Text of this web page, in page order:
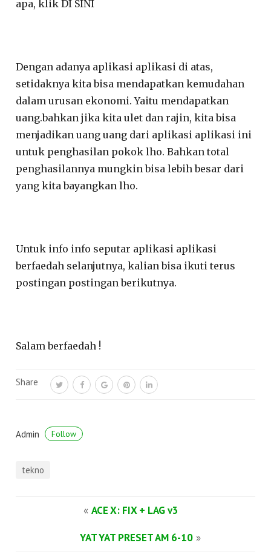
apa, klik DI SINI
Dengan adanya aplikasi aplikasi di atas,
setidaknya kita bisa mendapatkan kemudahan
dalam urusan ekonomi. Yaitu mendapatkan
uang.bahkan jika kita ulet dan rajin, kita bisa
menjadikan uang uang dari aplikasi aplikasi ini
untuk penghasilan pokok lho. Bahkan total
penghasilannya mungkin bisa lebih besar dari
yang kita bayangkan lho.
Untuk info info seputar aplikasi aplikasi
berfaedah selanjutnya, kalian bisa ikuti terus
postingan postingan berikutnya.
Salam berfaedah !
Share
Admin Follow
tekno
« ACE X: FIX + LAG v3
YAT YAT PRESET AM 6-10»